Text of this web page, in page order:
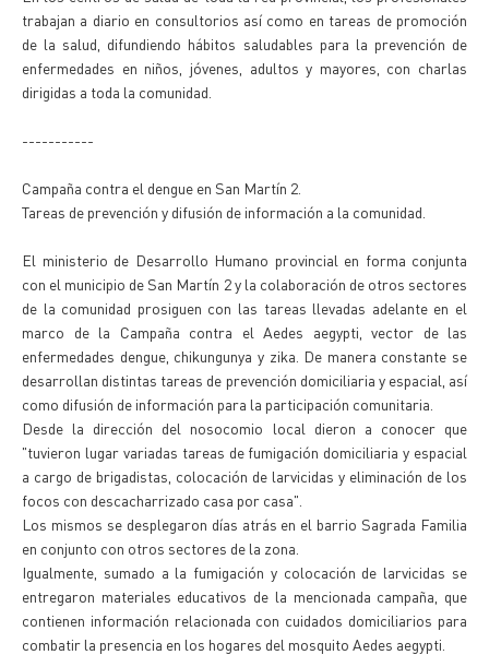
trabajan a diario en consultorios así como en tareas de promoción
de la salud, difundiendo hábitos saludables para la prevención de
enfermedades en niños, jóvenes, adultos y mayores, con charlas
dirigidas a toda la comunidad.
-----------
Campaña contra el dengue en San Martín 2.
Tareas de prevención y difusión de información a la comunidad.
El ministerio de Desarrollo Humano provincial en forma conjunta
con el municipio de San Martín 2 y la colaboración de otros sectores
de la comunidad prosiguen con las tareas llevadas adelante en el
marco de la Campaña contra el Aedes aegypti, vector de las
enfermedades dengue, chikungunya y zika. De manera constante se
desarrollan distintas tareas de prevención domiciliaria y espacial, así
como difusión de información para la participación comunitaria.
Desde la dirección del nosocomio local dieron a conocer que
"tuvieron lugar variadas tareas de fumigación domiciliaria y espacial
a cargo de brigadistas, colocación de larvicidas y eliminación de los
focos con descacharrizado casa por casa".
Los mismos se desplegaron días atrás en el barrio Sagrada Familia
en conjunto con otros sectores de la zona.
Igualmente, sumado a la fumigación y colocación de larvicidas se
entregaron materiales educativos de la mencionada campaña, que
contienen información relacionada con cuidados domiciliarios para
combatir la presencia en los hogares del mosquito Aedes aegypti.